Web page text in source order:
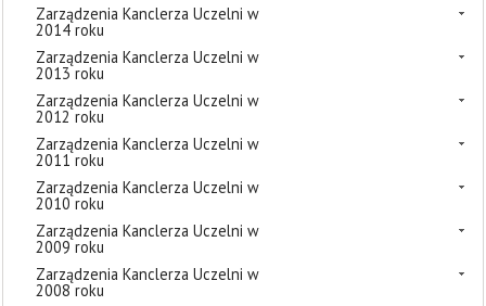
Zarządzenia Kanclerza Uczelni w
2014 roku
Zarządzenia Kanclerza Uczelni w
2013 roku
Zarządzenia Kanclerza Uczelni w
2012 roku
Zarządzenia Kanclerza Uczelni w
2011 roku
Zarządzenia Kanclerza Uczelni w
2010 roku
Zarządzenia Kanclerza Uczelni w
2009 roku
Zarządzenia Kanclerza Uczelni w
2008 roku